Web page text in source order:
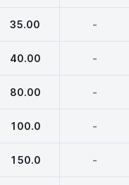
35.00 -
40.00 -
80.00 -
100.0 -
150.0 -